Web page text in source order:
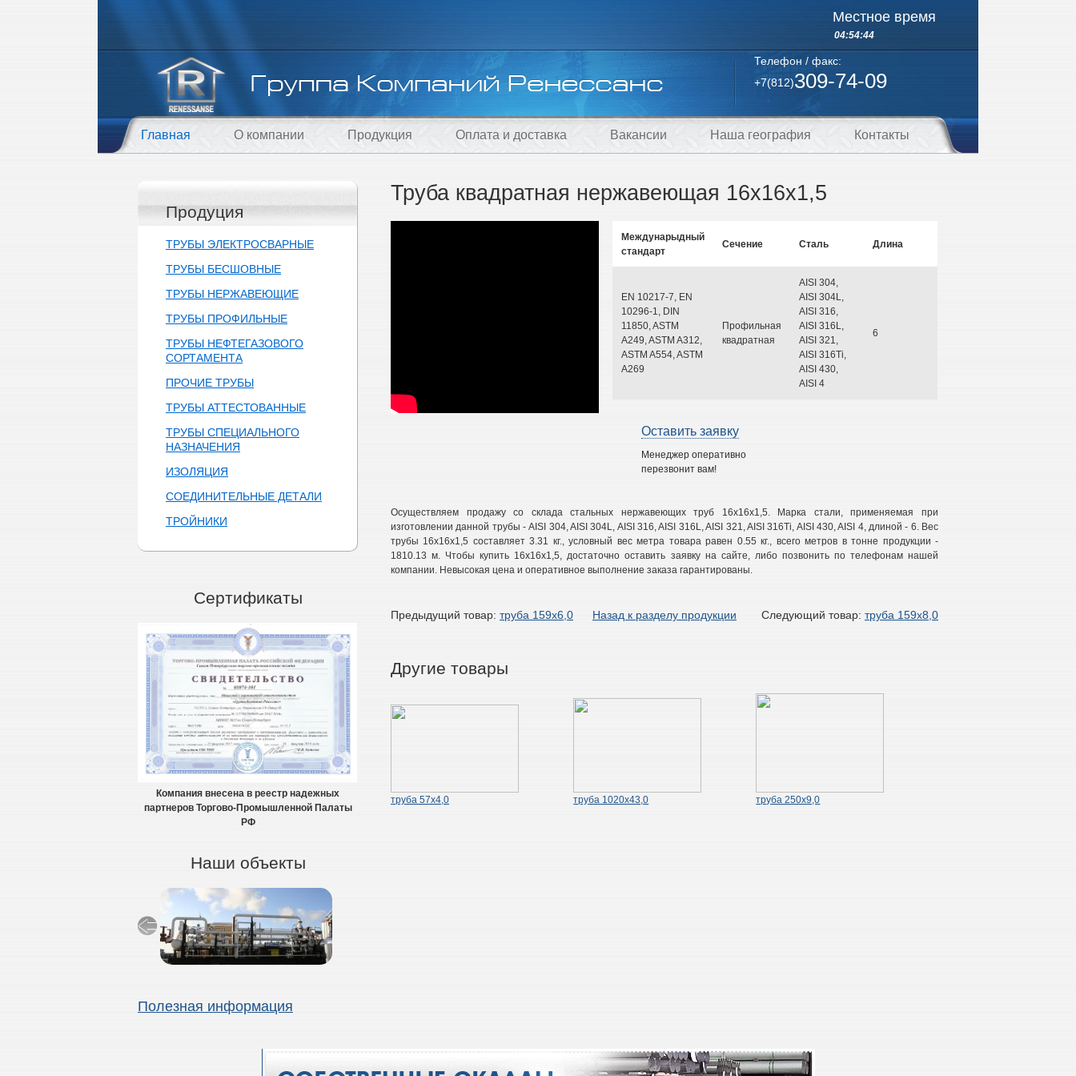
Местное время
04:54:44
Телефон / факс:
+7(812)309-74-09
Главная О компании Продукция Оплата и доставка Вакансии Наша география Контакты
Продуция
ТРУБЫ ЭЛЕКТРОСВАРНЫЕ
ТРУБЫ БЕСШОВНЫЕ
ТРУБЫ НЕРЖАВЕЮЩИЕ
ТРУБЫ ПРОФИЛЬНЫЕ
ТРУБЫ НЕФТЕГАЗОВОГО
СОРТАМЕНТА
ПРОЧИЕ ТРУБЫ
ТРУБЫ АТТЕСТОВАННЫЕ
ТРУБЫ СПЕЦИАЛЬНОГО
НАЗНАЧЕНИЯ
ИЗОЛЯЦИЯ
СОЕДИНИТЕЛЬНЫЕ ДЕТАЛИ
ТРОЙНИКИ
Сертификаты
Компания внесена в реестр надежных
партнеров Торгово-Промышленной Палаты
РФ
Наши объекты
Полезная информация
Труба квадратная нержавеющая 16х16х1,5
Междунарыдный
стандарт
Сечение Сталь Длина
EN 10217-7, EN
10296-1, DIN
11850, ASTM
A249, ASTM A312,
ASTM A554, ASTM
A269
Профильная
квадратная
AISI 304,
AISI 304L,
AISI 316,
AISI 316L,
AISI 321,
AISI 316Ti,
AISI 430,
AISI 4
6
Оставить заявку
Менеджер оперативно
перезвонит вам!
Осуществляем продажу со склада стальных нержавеющих труб 16х16х1,5. Марка стали, применяемая при
изготовлении данной трубы - AISI 304, AISI 304L, AISI 316, AISI 316L, AISI 321, AISI 316Ti, AISI 430, AISI 4, длиной - 6. Вес
трубы 16х16х1,5 составляет 3.31 кг., условный вес метра товара равен 0.55 кг., всего метров в тонне продукции -
1810.13 м. Чтобы купить 16х16х1,5, достаточно оставить заявку на сайте, либо позвонить по телефонам нашей
компании. Невысокая цена и оперативное выполнение заказа гарантированы.
Предыдущий товар: труба 159х6,0 Назад к разделу продукции Следующий товар: труба 159х8,0
Другие товары
труба 57х4,0 труба 1020х43,0 труба 250х9,0